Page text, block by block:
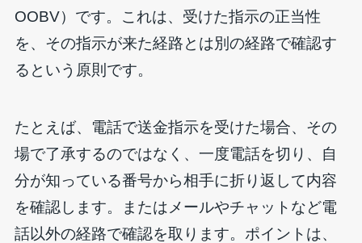
OOBV）です。これは、受けた指示の正当性
を、その指示が来た経路とは別の経路で確認す
るという原則です。
たとえば、電話で送金指示を受けた場合、その
場で了承するのではなく、一度電話を切り、自
分が知っている番号から相手に折り返して内容
を確認します。またはメールやチャットなど電
話以外の経路で確認を取ります。ポイントは、